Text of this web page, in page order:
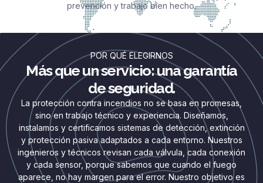
prevención y trabajo bien hecho.
POR QUÉ ELEGIRNOS
Más que un servicio: una garantía
de seguridad.
La protección contra incendios no se basa en promesas,
sino en trabajo técnico y experiencia. Diseñamos,
instalamos y certificamos sistemas de detección, extinción
y protección pasiva adaptados a cada entorno. Nuestros
ingenieros y técnicos revisan cada válvula, cada conexión
y cada sensor, porque sabemos que cuando el fuego
aparece, no hay margen para el error. Nuestro objetivo es